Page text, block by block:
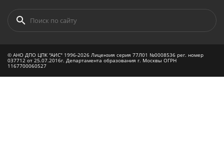
© АНО ДПО ЦПК "АИС" 1996-2026 Лицензия серия 77Л01 №0008536 рег. номер
037712 от 25.07.2016г. Департамента образования г. Москвы ОГРН
1167700060527